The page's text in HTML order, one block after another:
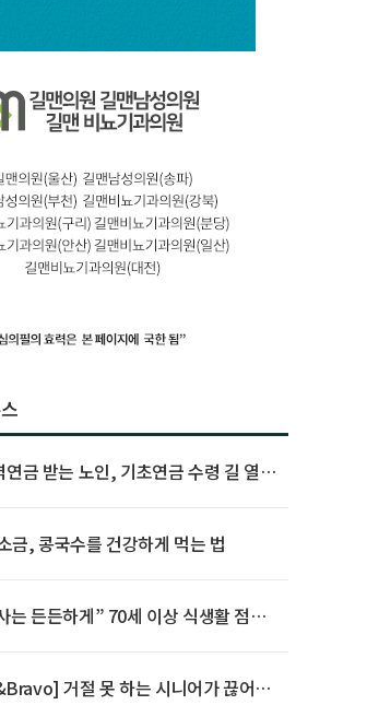
연금 받는 노인, 기초연금 수령 길 열린
금, 콩국수를 건강하게 먹는 법
는 든든하게” 70세 이상 식생활 점수
거절 못 하는 시니어가 끊어야